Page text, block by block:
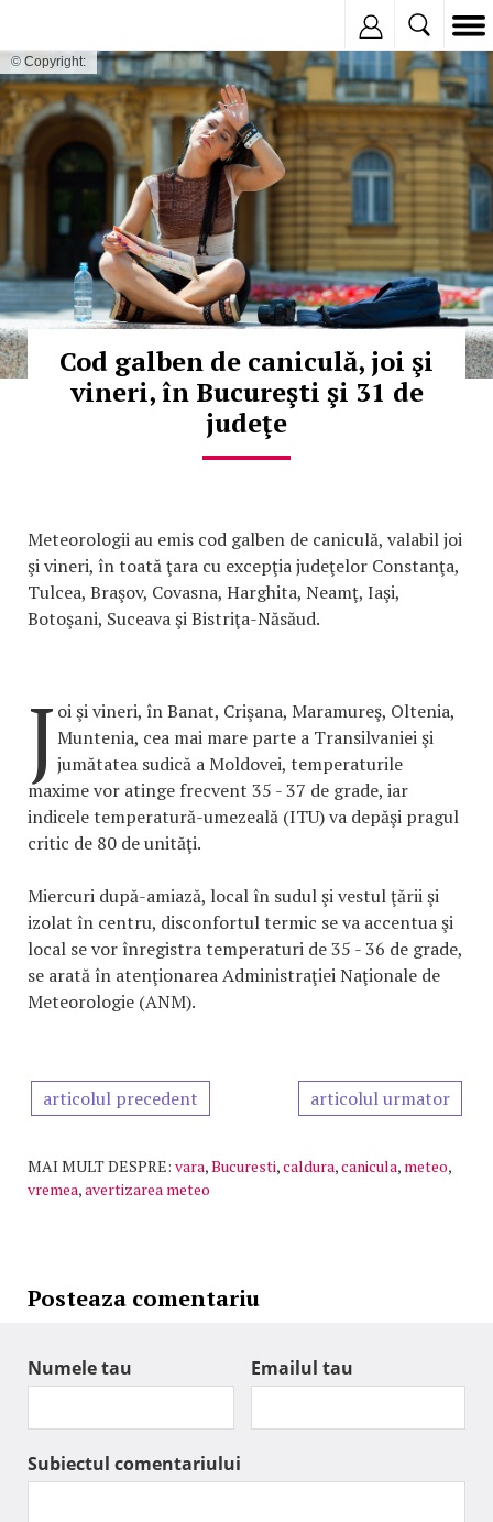
© Copyright:
Cod galben de caniculă, joi şi
vineri, în Bucureşti şi 31 de
judeţe
Meteorologii au emis cod galben de caniculă, valabil joi
şi vineri, în toată ţara cu excepţia judeţelor Constanţa,
Tulcea, Braşov, Covasna, Harghita, Neamţ, Iaşi,
Botoşani, Suceava şi Bistriţa-Năsăud.
J oi şi vineri, în Banat, Crişana, Maramureş, Oltenia,
Muntenia, cea mai mare parte a Transilvaniei şi
jumătatea sudică a Moldovei, temperaturile
maxime vor atinge frecvent 35 - 37 de grade, iar
indicele temperatură-umezeală (ITU) va depăşi pragul
critic de 80 de unităţi.
Miercuri după-amiază, local în sudul şi vestul ţării şi
izolat în centru, disconfortul termic se va accentua şi
local se vor înregistra temperaturi de 35 - 36 de grade,
se arată în atenţionarea Administraţiei Naţionale de
Meteorologie (ANM).
articolul precedent articolul urmator
MAI MULT DESPRE: vara,Bucuresti,caldura,canicula, meteo,
vremea,avertizarea meteo
Posteaza comentariu
Numele tau Emailul tau
Subiectul comentariului